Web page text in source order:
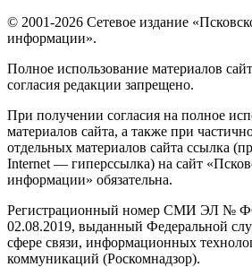
© 2001-2026 Сетевое издание
информации».
Полное использование материалов
согласия редакции запрещено.
При получении согласия на полное
материалов сайта, а также при
отдельных материалов сайта ссылка
Internet — гиперссылка) на сайт
информации» обязательна.
Регистрационный номер СМИ ЭЛ №
02.08.2019, выданный Федеральной
сфере связи, информационных
коммуникаций (Роскомнадзор).